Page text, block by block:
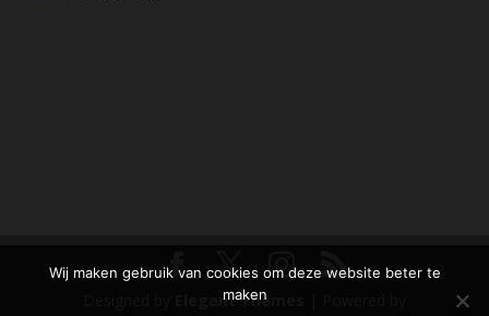
Elegant Themes
Wij maken gebruik van cookies om deze website beter te
maken